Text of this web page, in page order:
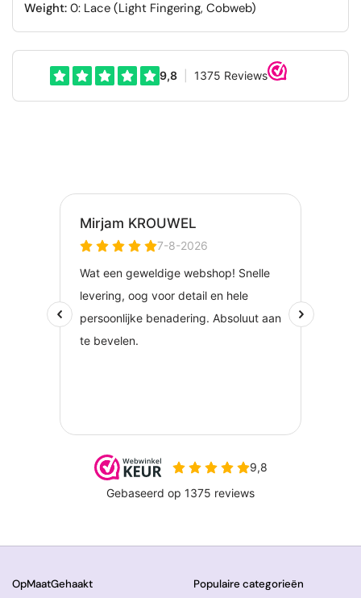
Weight:0: Lace (Light Fingering, Cobweb)
OpMaatGehaakt Populaire categorieën